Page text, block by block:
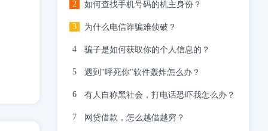
如何查找手机号码的机主身份？
为什么电信诈骗难侦破？
骗子是如何获取你的个人信息的？
遇到"呼死你"软件轰炸怎么办？
有人自称黑社会，打电话恐吓我怎么办？
网贷借款，怎么越借越穷？